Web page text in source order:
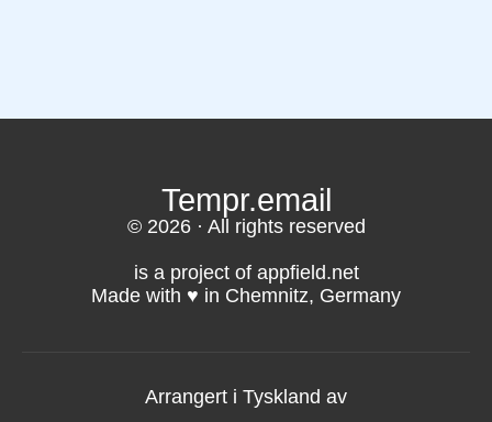
Tempr.email
© 2026 · All rights reserved
is a project of appfield.net
Made with ♥️ in Chemnitz, Germany
Arrangert i Tyskland av